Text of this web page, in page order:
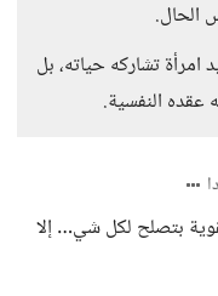
الحال.
امرأة تشاركه حياته، بل
عقده النفسية.
بتصلح لكل شي… إلا